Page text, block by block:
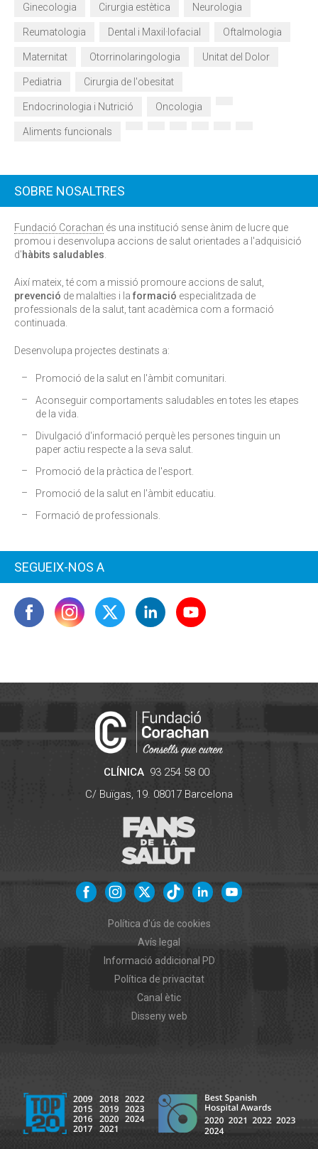
Ginecologia Cirurgia estètica Neurologia
Reumatologia Dental i Maxil·lofacial Oftalmologia
Maternitat Otorrinolaringologia Unitat del Dolor
Pediatria Cirurgia de l'obesitat
Endocrinologia i Nutrició Oncologia
Aliments funcionals
SOBRE NOSALTRES
Fundació Corachan és una institució sense ànim de lucre que
promou i desenvolupa accions de salut orientades a l'adquisició
d'hàbits saludables
Així mateix, té com a missió promoure accions de salut,
prevenció de malalties i la formació especialitzada de
professionals de la salut, tant acadèmica com a formació
continuada.
Desenvolupa projectes destinats a:
Promoció de la salut en l'àmbit comunitari.
Aconseguir comportaments saludables en totes les etapes
de la vida.
Divulgació d'informació perquè les persones tinguin un
paper actiu respecte a la seva salut.
Promoció de la pràctica de l'esport.
Promoció de la salut en l'àmbit educatiu.
Formació de professionals.
SEGUEIX-NOS A
CLÍNICA 93 254 58 00
C/ Buïgas, 19. 08017 Barcelona
Política d'ús de cookies
Avís legal
Informació addicional PD
Política de privacitat
Canal ètic
Disseny web